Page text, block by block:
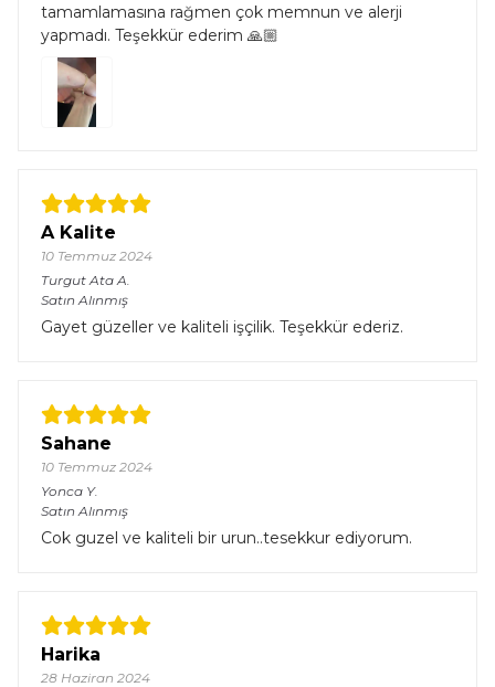
tamamlamasına rağmen çok memnun ve alerji
yapmadı. Teşekkür ederim 🙏🏼
A Kalite
10 Temmuz 2024
Turgut Ata A.
Satın Alınmış
Gayet güzeller ve kaliteli işçilik. Teşekkür ederiz.
Sahane
10 Temmuz 2024
Yonca Y.
Satın Alınmış
Cok guzel ve kaliteli bir urun..tesekkur ediyorum.
Harika
28 Haziran 2024